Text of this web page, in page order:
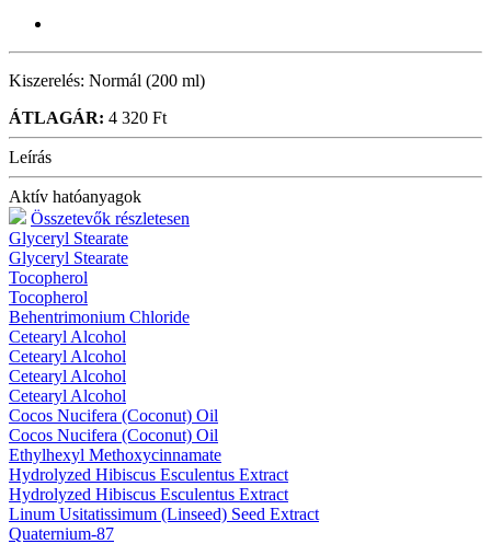
Kiszerelés: Normál (200 ml)
ÁTLAGÁR: 4 320 Ft
Leírás
Aktív hatóanyagok
Összetevők részletesen
Glyceryl Stearate
Glyceryl Stearate
Tocopherol
Tocopherol
Behentrimonium Chloride
Cetearyl Alcohol
Cetearyl Alcohol
Cetearyl Alcohol
Cetearyl Alcohol
Cocos Nucifera (Coconut) Oil
Cocos Nucifera (Coconut) Oil
Ethylhexyl Methoxycinnamate
Hydrolyzed Hibiscus Esculentus Extract
Hydrolyzed Hibiscus Esculentus Extract
Linum Usitatissimum (Linseed) Seed Extract
Quaternium-87